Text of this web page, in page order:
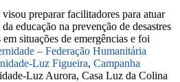
visou preparar facilitadores para atuar
educação na prevenção de desastres
situações de emergências e foi
– Federação Humanitária
Luz Figueira, Campanha
Luz Aurora, Casa Luz da Colina